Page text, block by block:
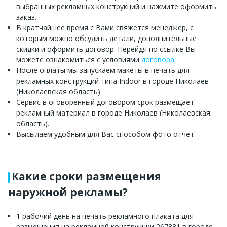
выбранных рекламных конструкций и нажмите оформить
заказ.
В кратчайшее время с Вами свяжется менеджер, с
которым можно обсудить детали, дополнительные
скидки и оформить договор. Перейдя по ссылке Вы
можете ознакомиться с условиями договора.
После оплаты мы запускаем макеты в печать для
рекламных конструкций типа Indoor в городе Николаев
(Николаевская область).
Сервис в оговоренный договором срок размещает
рекламный материал в городе Николаев (Николаевская
область).
Высылаем удобным для Вас способом фото отчет.
Какие сроки размещения
наружной рекламы?
1 рабочий день на печать рекламного плаката для